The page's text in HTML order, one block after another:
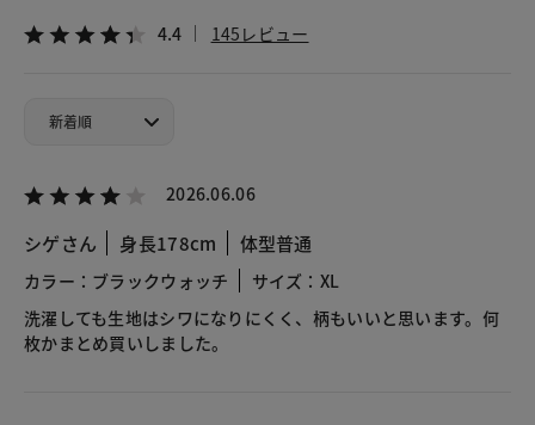
4.4 145レビュー
2026.06.06
シゲさん 身長178cm 体型普通
カラー：ブラックウォッチ
サイズ：XL
洗濯しても生地はシワになりにくく、柄もいいと思います。何
枚かまとめ買いしました。